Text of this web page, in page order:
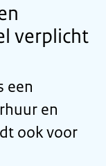
verplicht
een
en
ook voor